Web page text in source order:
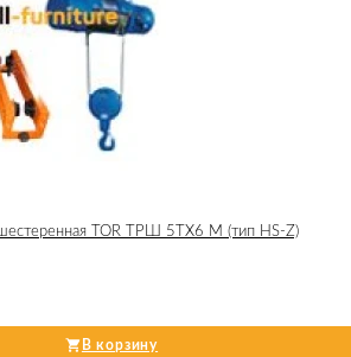
TOR ТРШ 5ТХ6 М (тип HS-Z)
В корзину